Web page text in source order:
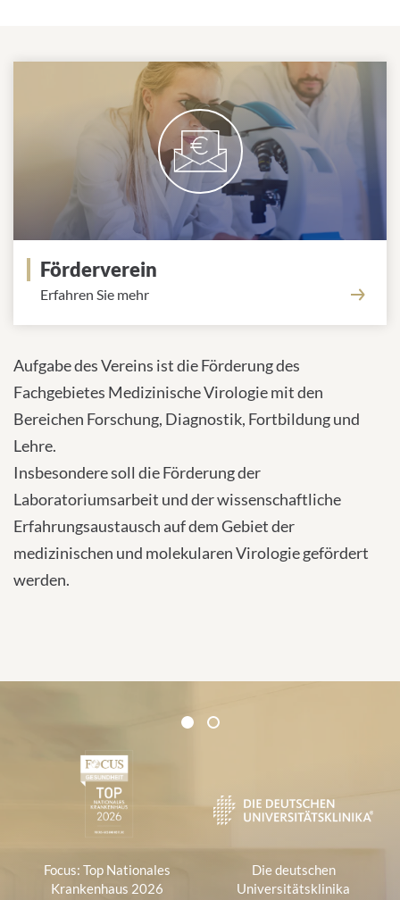
Förderverein
Erfahren Sie mehr
Aufgabe des Vereins ist die Förderung des
Fachgebietes Medizinische Virologie mit den
Bereichen Forschung, Diagnostik, Fortbildung und
Lehre.
Insbesondere soll die Förderung der
Laboratoriumsarbeit und der wissenschaftliche
Erfahrungsaustausch auf dem Gebiet der
medizinischen und molekularen Virologie gefördert
werden.
Zertifikate und Verbände
1 2
Focus: Top Nationales
Krankenhaus 2026
Die deutschen
Universitätsklinika